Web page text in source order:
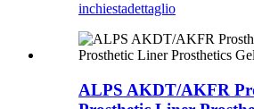
inchiestadettaglio
ALPS AKDT/AKFR